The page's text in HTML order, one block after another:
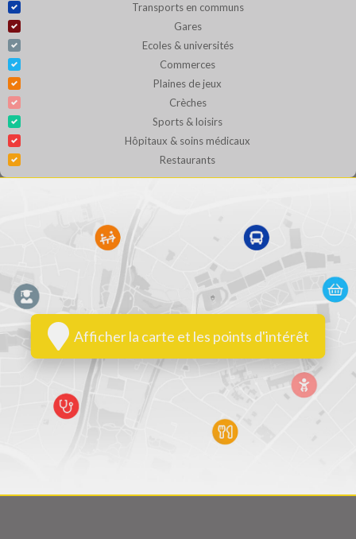
Transports en communs
Gares
Ecoles & universités
Commerces
Plaines de jeux
Crèches
Sports & loisirs
Hôpitaux & soins médicaux
Restaurants
Afficher la carte et les points d'intérêt